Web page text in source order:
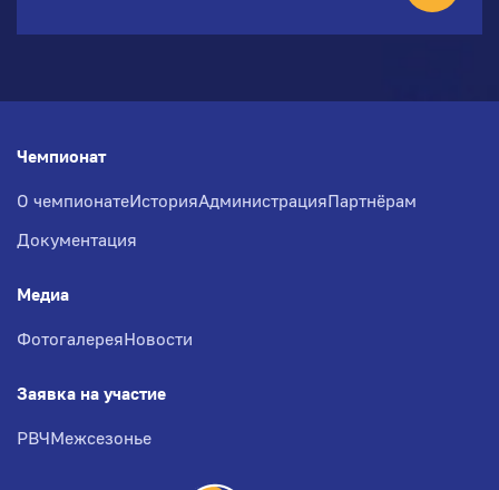
Чемпионат
О чемпионатеИсторияАдминистрацияПартнёрам
Документация
Медиа
ФотогалереяНовости
Заявка на участие
РВЧМежсезонье